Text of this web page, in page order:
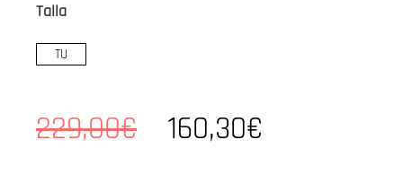
Talla
TU
229,00€ 160,30€